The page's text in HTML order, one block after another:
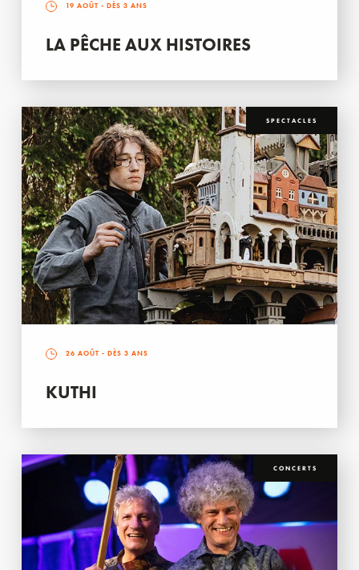
19 AOÛT - DÈS 3 ANS
LA PÊCHE AUX HISTOIRES
SPECTACLES
26 AOÛT - DÈS 3 ANS
KUTHI
CONCERTS